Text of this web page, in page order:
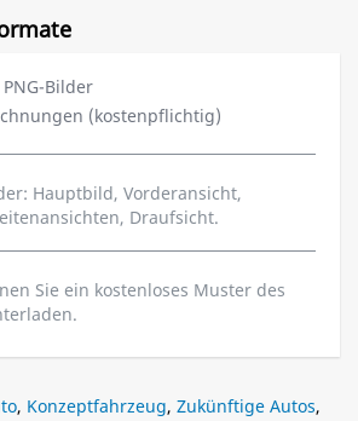
Bilder
(kostenpflichtig)
Hauptbild, Vorderansicht,
Draufsicht.
Sie ein kostenloses Muster des
, Konzeptfahrzeug, Zukünftige Autos,